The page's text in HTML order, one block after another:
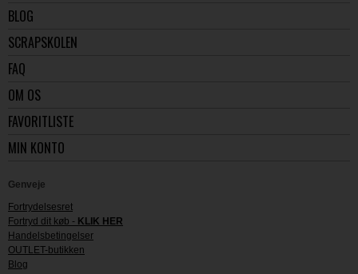
BLOG
SCRAPSKOLEN
FAQ
OM OS
FAVORITLISTE
MIN KONTO
Genveje
Fortrydelsesret
Fortryd dit køb - KLIK HER
Handelsbetingelser
OUTLET-butikken
Blog